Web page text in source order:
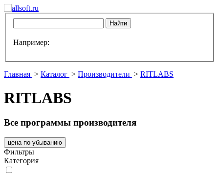
Например:
Главная > Каталог > Производители > RITLABS
RITLABS
Все программы производителя
цена по убыванию
Фильтры
Категория